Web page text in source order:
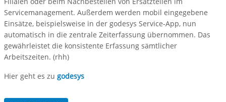
Servicemanagement. Außerdem werden mobil eingegebene
Einsätze, beispielsweise in der godesys Service-App, nun
automatisch in die zentrale Zeiterfassung übernommen. Das
gewährleistet die konsistente Erfassung sämtlicher
Arbeitszeiten. (rhh)
Hier geht es zu godesys